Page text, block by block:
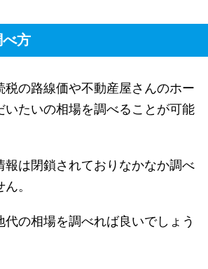
方
税の路線価や不動産屋さんのホー
いたいの相場を調べることが可能
報は閉鎖されておりなかなか調べ
。
代の相場を調べれば良いでしょう